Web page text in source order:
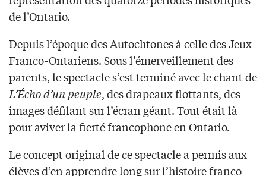
de l’Ontario.
Depuis l’époque des Autochtones à celle des Jeux
Franco-Ontariens. Sous l’émerveillement des
parents, le spectacle s’est terminé avec le chant de
L’Écho d’un peuple, des drapeaux flottants, des
images défilant sur l’écran géant. Tout était là
pour aviver la fierté francophone en Ontario.
Le concept original de ce spectacle a permis aux
élèves d’en apprendre long sur l’histoire franco-